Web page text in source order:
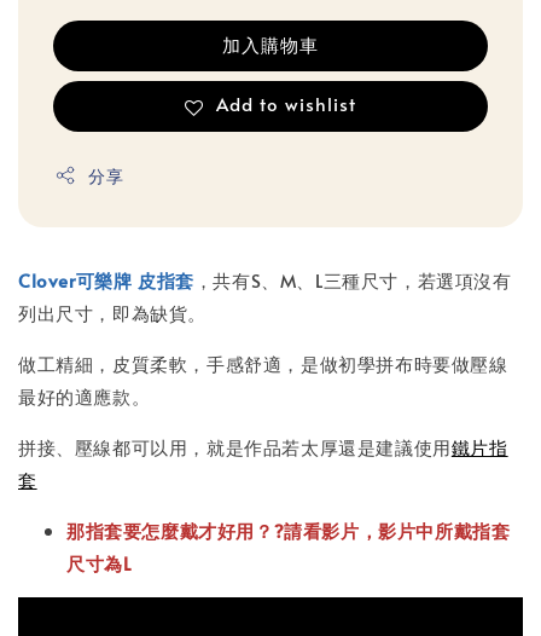
加入購物車
Add to wishlist
分享
Clover可樂牌 皮指套 ，共有S、M、L三種尺寸，若選項沒有
列出尺寸，即為缺貨。
做工精細，皮質柔軟，手感舒適，是做初學拼布時要做壓線
最好的適應款。
拼接、壓線都可以用，就是作品若太厚還是建議使用鐵片指
套
那指套要怎麼戴才好用？?請看影片，影片中所戴指套
尺寸為L